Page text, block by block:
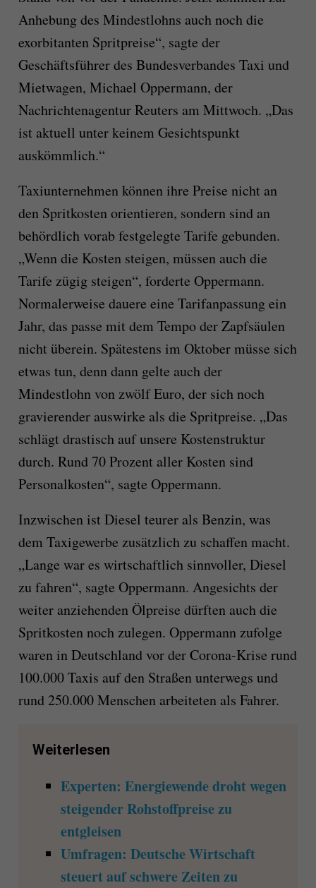
Anhebung des Mindestlohns auch noch die
exorbitanten Spritpreise“, sagte der
Geschäftsführer des Bundesverbandes Taxi und
Mietwagen, Michael Oppermann, der
Nachrichtenagentur Reuters am Mittwoch. „Das
ist aktuell unter keinem Gesichtspunkt
auskömmlich.“
Taxiunternehmen können ihre Preise nicht an
den Spritkosten orientieren, sondern sind an
behördlich vorab festgelegte Tarife gebunden.
„Wenn die Kosten steigen, müssen auch die
Tarife zügig steigen“, forderte Oppermann.
Normalerweise dauere eine Tarifanpassung ein
Jahr, das passe mit dem Tempo der Zapfsäulen
nicht überein. Spätestens im Oktober müsse sich
etwas tun, denn dann gelte auch der
Mindestlohn von zwölf Euro, der sich noch
gravierender auswirke als die Spritpreise. „Das
schlägt drastisch auf unsere Kostenstruktur
durch. Rund 70 Prozent aller Kosten sind
Personalkosten“, sagte Oppermann.
Inzwischen ist Diesel teurer als Benzin, was
dem Taxigewerbe zusätzlich zu schaffen macht.
„Lange war es wirtschaftlich sinnvoller, Diesel
zu fahren“, sagte Oppermann. Angesichts der
weiter anziehenden Ölpreise dürften auch die
Spritkosten noch zulegen. Oppermann zufolge
waren in Deutschland vor der Corona-Krise rund
100.000 Taxis auf den Straßen unterwegs und
rund 250.000 Menschen arbeiteten als Fahrer.
Weiterlesen
Experten: Energiewende droht wegen
steigender Rohstoffpreise zu
entgleisen
Umfragen: Deutsche Wirtschaft
steuert auf schwere Zeiten zu